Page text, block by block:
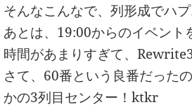
そんなこんなで、列形成でハ
あとは、19:00からのイベント
時間があまりすぎて、
さて、60番という良番だった
かの3列目センター！ktkr